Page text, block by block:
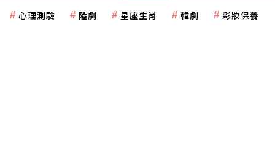
心理測驗 陸劇 星座生肖 韓劇 彩妝保養